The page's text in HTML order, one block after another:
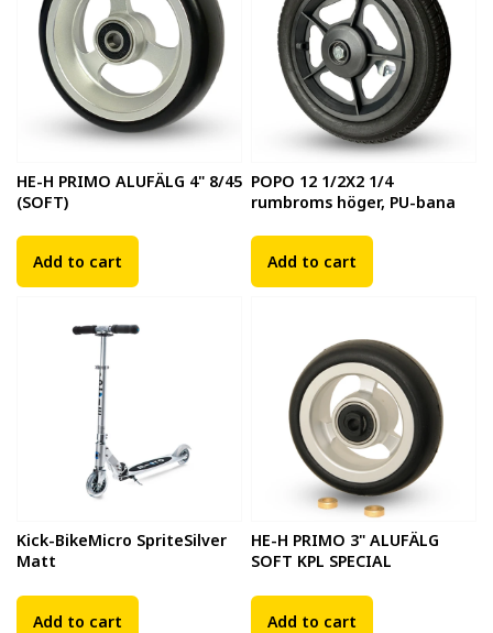
HE-H PRIMO ALUFÄLG 4" 8/45
(SOFT)
Add to cart
POPO 12 1/2X2 1/4
rumbroms höger, PU-bana
Add to cart
Kick-BikeMicro SpriteSilver
Matt
Add to cart
HE-H PRIMO 3" ALUFÄLG
SOFT KPL SPECIAL
Add to cart